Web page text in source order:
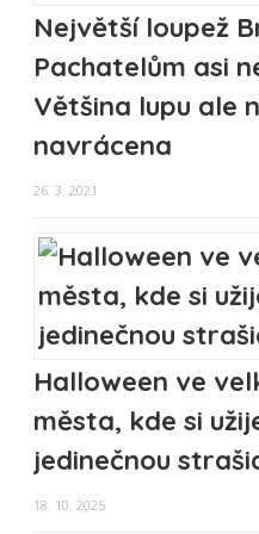
Největší loupež
Pachatelům asi
Většina lupu ale
navrácena
26. 3. 2021
Halloween ve
města, kde si
jedinečnou
18. 10. 2025